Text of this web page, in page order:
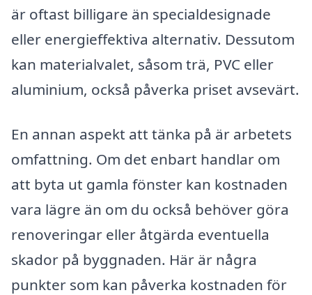
är oftast billigare än specialdesignade
eller energieffektiva alternativ. Dessutom
kan materialvalet, såsom trä, PVC eller
aluminium, också påverka priset avsevärt.
En annan aspekt att tänka på är arbetets
omfattning. Om det enbart handlar om
att byta ut gamla fönster kan kostnaden
vara lägre än om du också behöver göra
renoveringar eller åtgärda eventuella
skador på byggnaden. Här är några
punkter som kan påverka kostnaden för